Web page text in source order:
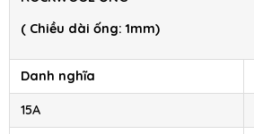
( Chiều dài ống: 1mm)
Danh nghĩa
15A